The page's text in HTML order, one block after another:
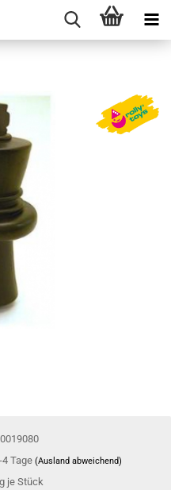
4 Tage(Ausland abweichend)
je Stück